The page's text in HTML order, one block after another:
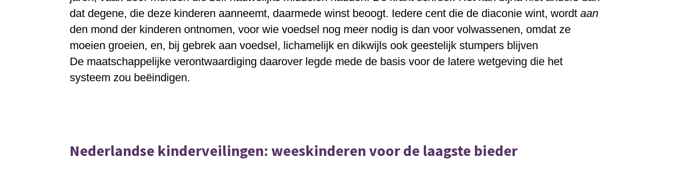
dat degene, die deze kinderen aanneemt, daarmede winst beoogt. Iedere cent die de diaconie wint, wordt aan
den mond der kinderen ontnomen, voor wie voedsel nog meer nodig is dan voor volwassenen, omdat ze
moeien groeien, en, bij gebrek aan voedsel, lichamelijk en dikwijls ook geestelijk stumpers blijven
De maatschappelijke verontwaardiging daarover legde mede de basis voor de latere wetgeving die het
systeem zou beëindigen.
Nederlandse kinderveilingen: weeskinderen voor de laagste bieder